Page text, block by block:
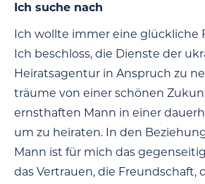
Ich suche nach
Ich wollte immer eine glückliche
Ich beschloss, die Dienste der
Heiratsagentur in Anspruch zu
träume von einer schönen
ernsthaften Mann in einer
um zu heiraten. In den
Mann ist für mich das
das Vertrauen, die Freundschaft,